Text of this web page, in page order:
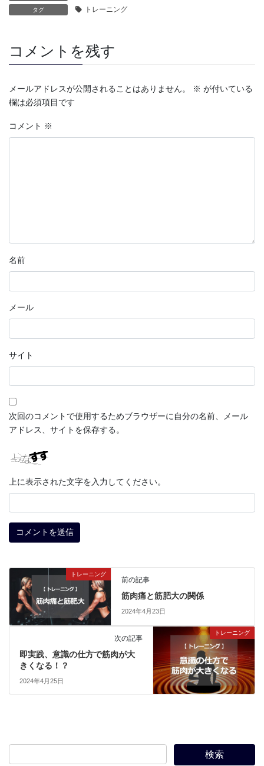
タグ トレーニング
コメントを残す
メールアドレスが公開されることはありません。 ※ が付いている
欄は必須項目です
コメント ※
名前
メール
サイト
次回のコメントで使用するためブラウザーに自分の名前、メール
アドレス、サイトを保存する。
上に表示された文字を入力してください。
トレーニング
前の記事
筋肉痛と筋肥大の関係
2024年4月23日
トレーニング
次の記事
即実践、意識の仕方で筋肉が大
きくなる！？
2024年4月25日